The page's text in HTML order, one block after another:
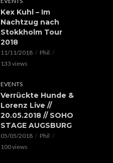
Kex Kuhl – Im
Nachtzug nach
Stokkholm Tour
2018
11/11/2018
Phil
133 views
EVENTS
Verrückte Hunde &
Lorenz Live //
20.05.2018 // SOHO
STAGE AUGSBURG
05/05/2018
Phil
100 views